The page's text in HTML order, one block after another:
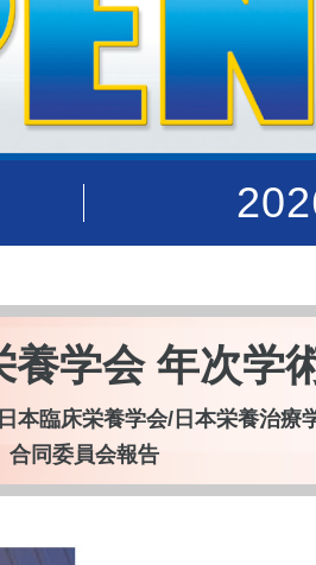
学会 年次学
本臨床栄養学会/日本栄養治
合同委員会報告